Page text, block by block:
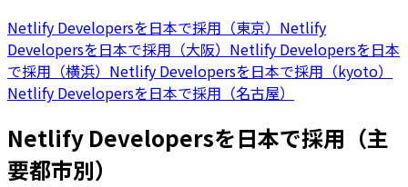
Netlify Developersを日本で採用（東京） Netlify
Developersを日本で採用（大阪） Netlify Developersを日本
で採用（横浜） Netlify Developersを日本で採用（kyoto）
Netlify Developersを日本で採用（名古屋）
Netlify Developersを日本で採用（主
要都市別）